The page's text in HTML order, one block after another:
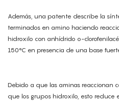
Además, una patente describe la
terminados en amino haciendo
hidroxilo con anhídrido o-
150°C en presencia de una base
Debido a que las aminas reaccionan
que los grupos hidroxilo, esto reduce